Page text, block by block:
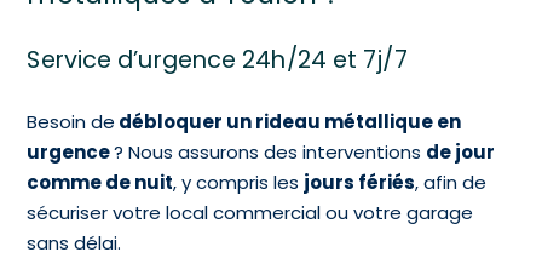
Service d’urgence 24h/24 et 7j/7
Besoin de débloquer un rideau métallique en
urgence? Nous assurons des interventions de jour
comme de nuit, y compris les jours fériés, afin de
sécuriser votre local commercial ou votre garage
sans délai.